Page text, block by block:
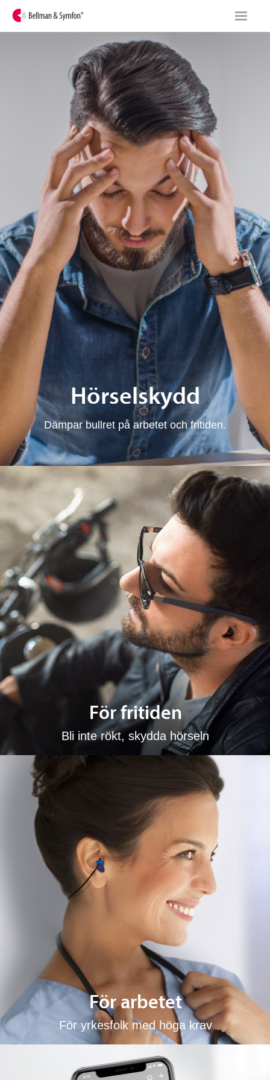
Hörselskydd
Dämpar bullret på arbetet och fritiden.
För fritiden
Bli inte rökt, skydda hörseln
För arbetet
För yrkesfolk med höga krav